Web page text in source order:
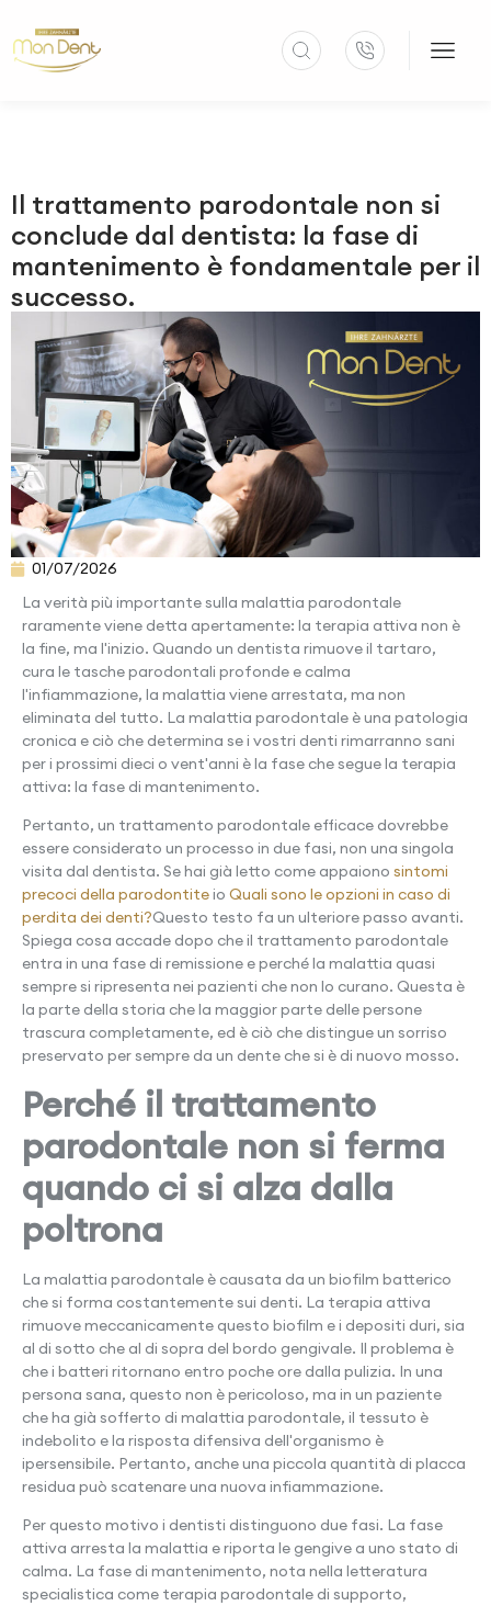
Il trattamento parodontale non si
conclude dal dentista: la fase di
mantenimento è fondamentale per il
successo.
01/07/2026
La verità più importante sulla malattia parodontale
raramente viene detta apertamente: la terapia attiva non è
la fine, ma l'inizio. Quando un dentista rimuove il tartaro,
cura le tasche parodontali profonde e calma
l'infiammazione, la malattia viene arrestata, ma non
eliminata del tutto. La malattia parodontale è una patologia
cronica e ciò che determina se i vostri denti rimarranno sani
per i prossimi dieci o vent'anni è la fase che segue la terapia
attiva: la fase di mantenimento.
Pertanto, un trattamento parodontale efficace dovrebbe
essere considerato un processo in due fasi, non una singola
visita dal dentista. Se hai già letto come appaiono sintomi
precoci della parodontiteio Quali sono le opzioni in caso di
perdita dei denti?Questo testo fa un ulteriore passo avanti.
Spiega cosa accade dopo che il trattamento parodontale
entra in una fase di remissione e perché la malattia quasi
sempre si ripresenta nei pazienti che non lo curano. Questa è
la parte della storia che la maggior parte delle persone
trascura completamente, ed è ciò che distingue un sorriso
preservato per sempre da un dente che si è di nuovo mosso.
Perché il trattamento
parodontale non si ferma
quando ci si alza dalla
poltrona
La malattia parodontale è causata da un biofilm batterico
che si forma costantemente sui denti. La terapia attiva
rimuove meccanicamente questo biofilm e i depositi duri, sia
al di sotto che al di sopra del bordo gengivale. Il problema è
che i batteri ritornano entro poche ore dalla pulizia. In una
persona sana, questo non è pericoloso, ma in un paziente
che ha già sofferto di malattia parodontale, il tessuto è
indebolito e la risposta difensiva dell'organismo è
ipersensibile. Pertanto, anche una piccola quantità di placca
residua può scatenare una nuova infiammazione.
Per questo motivo i dentisti distinguono due fasi. La fase
attiva arresta la malattia e riporta le gengive a uno stato di
calma. La fase di mantenimento, nota nella letteratura
specialistica come terapia parodontale di supporto,